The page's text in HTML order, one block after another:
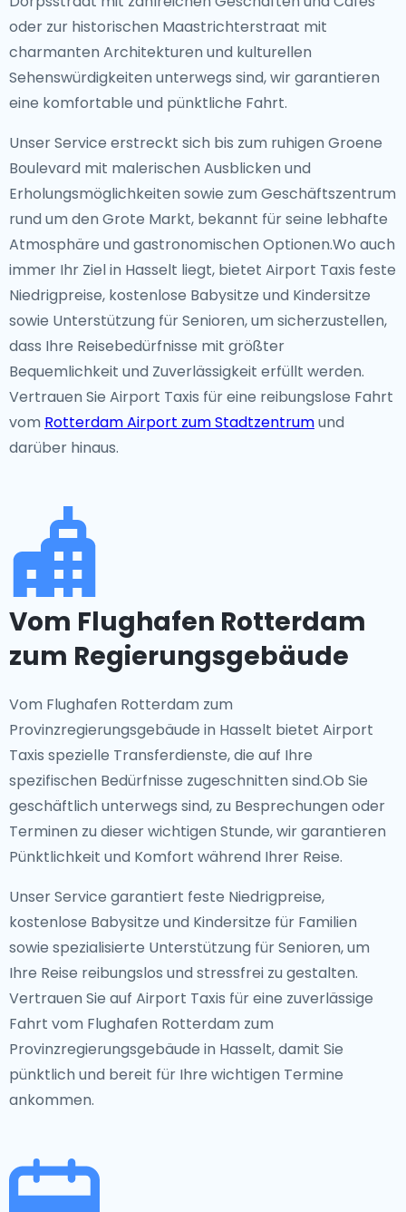
oder zur historischen Maastrichterstraat mit
charmanten Architekturen und kulturellen
Sehenswürdigkeiten unterwegs sind, wir garantieren
eine komfortable und pünktliche Fahrt.
Unser Service erstreckt sich bis zum ruhigen Groene
Boulevard mit malerischen Ausblicken und
Erholungsmöglichkeiten sowie zum Geschäftszentrum
rund um den Grote Markt, bekannt für seine lebhafte
Atmosphäre und gastronomischen Optionen.Wo auch
immer Ihr Ziel in Hasselt liegt, bietet Airport Taxis feste
Niedrigpreise, kostenlose Babysitze und Kindersitze
sowie Unterstützung für Senioren, um sicherzustellen,
dass Ihre Reisebedürfnisse mit größter
Bequemlichkeit und Zuverlässigkeit erfüllt werden.
Vertrauen Sie Airport Taxis für eine reibungslose Fahrt
vom Rotterdam Airport zum Stadtzentrumund
darüber hinaus.
Vom Flughafen Rotterdam
zum Regierungsgebäude
Vom Flughafen Rotterdam zum
Provinzregierungsgebäude in Hasselt bietet Airport
Taxis spezielle Transferdienste, die auf Ihre
spezifischen Bedürfnisse zugeschnitten sind.Ob Sie
geschäftlich unterwegs sind, zu Besprechungen oder
Terminen zu dieser wichtigen Stunde, wir garantieren
Pünktlichkeit und Komfort während Ihrer Reise.
Unser Service garantiert feste Niedrigpreise,
kostenlose Babysitze und Kindersitze für Familien
sowie spezialisierte Unterstützung für Senioren, um
Ihre Reise reibungslos und stressfrei zu gestalten.
Vertrauen Sie auf Airport Taxis für eine zuverlässige
Fahrt vom Flughafen Rotterdam zum
Provinzregierungsgebäude in Hasselt, damit Sie
pünktlich und bereit für Ihre wichtigen Termine
ankommen.